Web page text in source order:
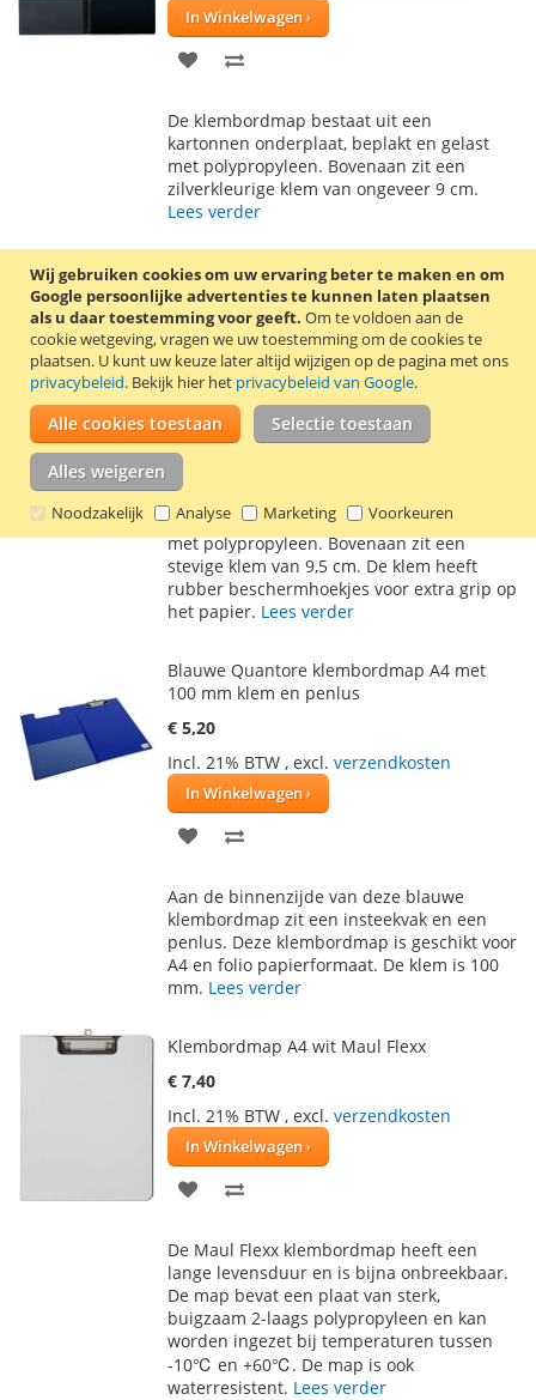
Wij gebruiken cookies om uw ervaring beter te maken en om
Google persoonlijke advertenties te kunnen laten plaatsen
als u daar toestemming voor geeft. Om te voldoen aan de
cookie wetgeving, vragen we uw toestemming om de cookies te
plaatsen. U kunt uw keuze later altijd wijzigen op de pagina met ons
privacybeleid. Bekijk hier het privacybeleid van Google.
Alle cookies toestaan Selectie toestaan
Alles weigeren
Noodzakelijk Analyse Marketing Voorkeuren
In Winkelwagen
VOEG
AAN
VERLANGLIJST
TE
VERGELIJKEN
De klembordmap bestaat uit een
kartonnen onderplaat, beplakt en gelast
met polypropyleen. Bovenaan zit een
zilverkleurige klem van ongeveer 9 cm.
Lees verder
Rode klembordmap LPC A4/Folio met
penlus
€ 4,25
Incl. 21% BTW, excl.verzendkosten
Tijdelijk niet leverbaar
VOEG
AAN
VERLANGLIJST
TOEVOEGEN
TE
VERGELIJKEN
De klembordmap bestaat uit een
kartonnen onderplaat, beplakt en gelast
met polypropyleen. Bovenaan zit een
stevige klem van 9,5 cm. De klem heeft
rubber beschermhoekjes voor extra grip op
het papier. Lees verder
Blauwe Quantore klembordmap A4 met
100 mm klem en penlus
€ 5,20
Incl. 21% BTW , excl. verzendkosten
In Winkelwagen
VOEG
AAN
VERLANGLIJST
TE
VERGELIJKEN
Aan de binnenzijde van deze blauwe
klembordmap zit een insteekvak en een
penlus. Deze klembordmap is geschikt voor
A4 en folio papierformaat. De klem is 100
mm. Lees verder
Klembordmap A4 wit Maul Flexx
€ 7,40
Incl. 21% BTW , excl. verzendkosten
In Winkelwagen
VOEG
AAN
VERLANGLIJST
TE
VERGELIJKEN
De Maul Flexx klembordmap heeft een
lange levensduur en is bijna onbreekbaar.
De map bevat een plaat van sterk,
buigzaam 2-laags polypropyleen en kan
worden ingezet bij temperaturen tussen
-10℃ en +60℃. De map is ook
waterresistent. Lees verder